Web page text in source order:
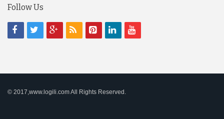
Follow Us
© 2017,www.logili.com All Rights Reserved.